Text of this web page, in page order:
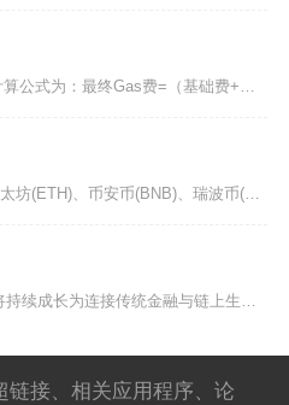
以太币交易费用即Gas费，核心计算公式为：最终Gas费=（基础费+优先费）×实际Gas消耗
非山寨币核心是比特币(BTC)、以太坊(ETH)、币安币(BNB)、瑞波币(XRP)、莱特
稳定币长期发展前景整体向上，将持续成长为连接传统金融与链上生态的核心数字基础设施，但短期会
链接、相关应用程序、论